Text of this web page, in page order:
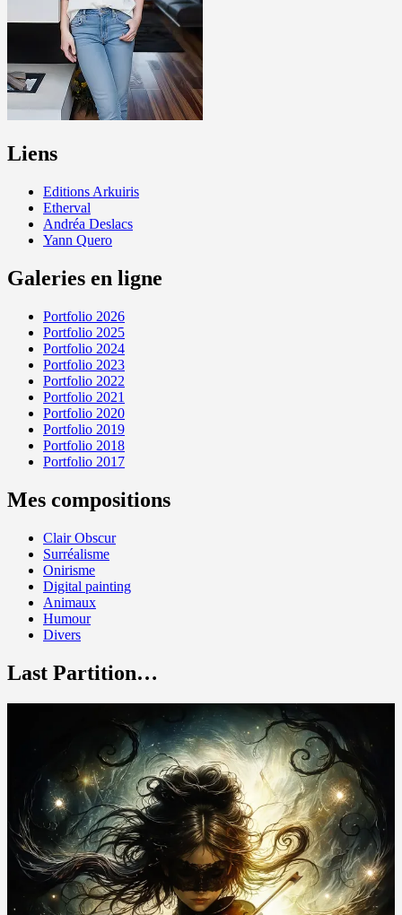
Liens
Editions Arkuiris
Etherval
Andréa Deslacs
Yann Quero
Galeries en ligne
Portfolio 2026
Portfolio 2025
Portfolio 2024
Portfolio 2023
Portfolio 2022
Portfolio 2021
Portfolio 2020
Portfolio 2019
Portfolio 2018
Portfolio 2017
Mes compositions
Clair Obscur
Surréalisme
Onirisme
Digital painting
Animaux
Humour
Divers
Last Partition…